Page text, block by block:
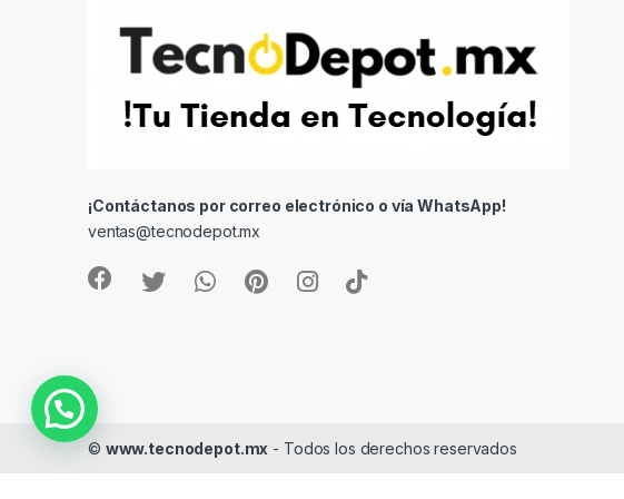
¡Contáctanos por correo electrónico o vía WhatsApp!
ventas@tecnodepot.mx
© www.tecnodepot.mx - Todos los derechos reservados